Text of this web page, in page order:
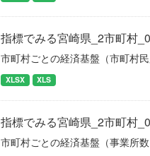
指標でみる宮崎県_2市町村
市町村ごとの経済基盤（市町村
XLSX XLS
指標でみる宮崎県_2市町村
市町村ごとの経済基盤（事業所